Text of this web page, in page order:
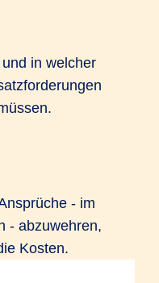
in welcher
- im
- abzuwehren,
Kosten.